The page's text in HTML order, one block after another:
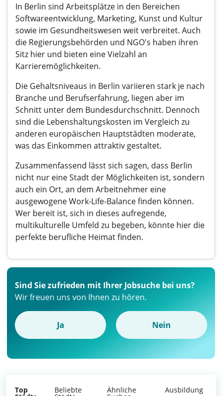
In Berlin sind Arbeitsplätze in den Bereichen
Softwareentwicklung, Marketing, Kunst und Kultur
sowie im Gesundheitswesen weit verbreitet. Auch
die Regierungsbehörden und NGO's haben ihren
Sitz hier und bieten eine Vielzahl an
Karrieremöglichkeiten.
Die Gehaltsniveaus in Berlin variieren stark je nach
Branche und Berufserfahrung, liegen aber im
Schnitt unter dem Bundesdurchschnitt. Dennoch
sind die Lebenshaltungskosten im Vergleich zu
anderen europäischen Hauptstädten moderate,
was das Einkommen attraktiv gestaltet.
Zusammenfassend lässt sich sagen, dass Berlin
nicht nur eine Stadt der Möglichkeiten ist, sondern
auch ein Ort, an dem Arbeitnehmer eine
ausgewogene Work-Life-Balance finden können.
Wer bereit ist, sich in dieses aufregende,
multikulturelle Umfeld zu begeben, könnte hier die
perfekte berufliche Heimat finden.
Sind Sie zufrieden mit Ihrer Jobsuche bei uns?
Wir freuen uns von Ihnen zu hören.
Ja Nein
Top Beliebte Ähnliche Ausbildung